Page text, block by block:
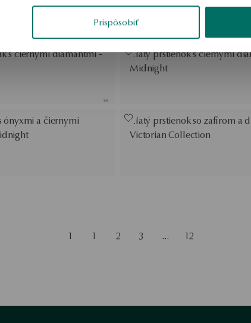
Prispôsobiť
s topásmi a diamantmi -
Zlatý prstienok so zafírom a
s čiernymi diamantmi -
Zlatý prstienok s čiernymi
Midnight
ónyxmi a čiernymi
Zlatý prstienok so zafírom a
Victorian Collection
1 1 2 3 … 12